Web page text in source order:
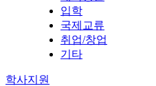
입학
국제교류
취업/창업
기타
학사지원